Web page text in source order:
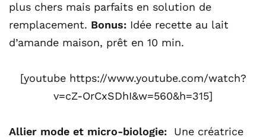
plus chers mais parfaits en solution de
remplacement. Bonus: Idée recette au lait
d’amande maison, prêt en 10 min.
[youtube https://www.youtube.com/watch?
v=cZ-OrCxSDhI&w=560&h=315]
Allier mode et micro-biologie:
Une créatrice